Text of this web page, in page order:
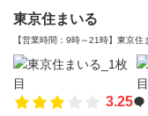
東京住まいる
【営業時間：9時～21時】東京
3.25